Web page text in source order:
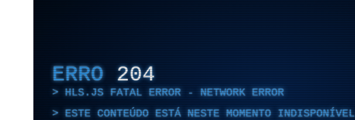
ERRO 204
HLS.JS FATAL ERROR - NETWORK ERROR
ESTE CONTEÚDO ESTÁ NESTE MOMENTO INDISPONÍVEL